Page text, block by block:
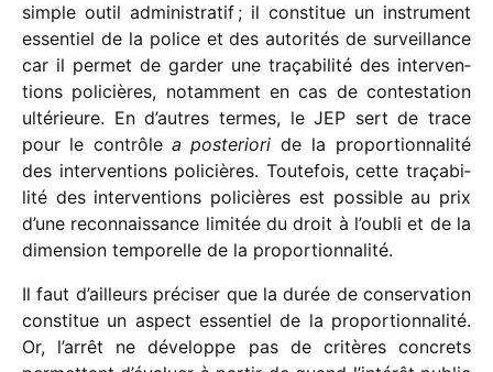
simple outil admi­nis­tra­tif ; il consti­tue un instru­ment
essen­tiel de la police et des auto­ri­tés de surveillance
car il permet de garder une traça­bi­lité des inter­ven­
tions poli­cières, notam­ment en cas de contes­ta­tion
ulté­rieure. En d’autres termes, le JEP sert de trace
pour le contrôle a poste­riori de la propor­tion­na­lité
des inter­ven­tions poli­cières. Toutefois, cette traça­bi­
lité des inter­ven­tions poli­cières est possible au prix
d’une recon­nais­sance limi­tée du droit à l’oubli et de la
dimen­sion tempo­relle de la proportionnalité.
Il faut d’ailleurs préci­ser que la durée de conser­va­tion
consti­tue un aspect essen­tiel de la propor­tion­na­lité.
Or, l’arrêt ne déve­loppe pas de critères concrets